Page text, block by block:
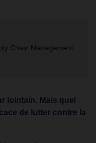
Chain Management
lointain. Mais quel
de lutter contre la